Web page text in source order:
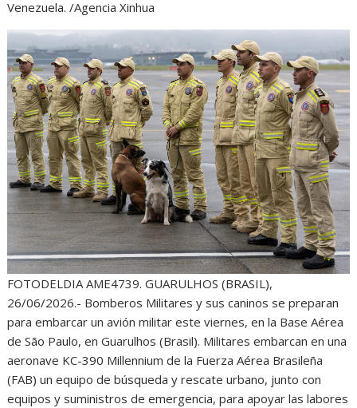
Venezuela. /Agencia Xinhua
FOTODELDIA AME4739. GUARULHOS (BRASIL),
26/06/2026.- Bomberos Militares y sus caninos se preparan
para embarcar un avión militar este viernes, en la Base Aérea
de São Paulo, en Guarulhos (Brasil). Militares embarcan en una
aeronave KC-390 Millennium de la Fuerza Aérea Brasileña
(FAB) un equipo de búsqueda y rescate urbano, junto con
equipos y suministros de emergencia, para apoyar las labores